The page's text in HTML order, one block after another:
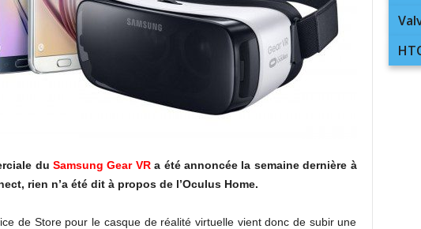
du Samsung Gear VRa été annoncée la semaine dernière à
rien n’a été dit à propos de l’Oculus Home.
de Store pour le casque de réalité virtuelle vient donc de subir une